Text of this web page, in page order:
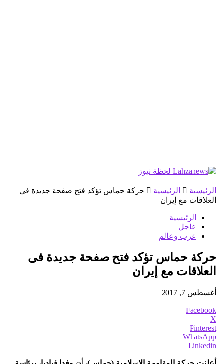
الرئيسية الرئيسية
حركة حماس تؤكد فتح صفحة جديدة فى
العلاقات مع إيران
الرئيسية
عاجل
عرب وعالم
حركة حماس تؤكد فتح صفحة جديدة فى
العلاقات مع إيران
أغسطس 7, 2017
Facebook
X
Pinterest
WhatsApp
Linkedin